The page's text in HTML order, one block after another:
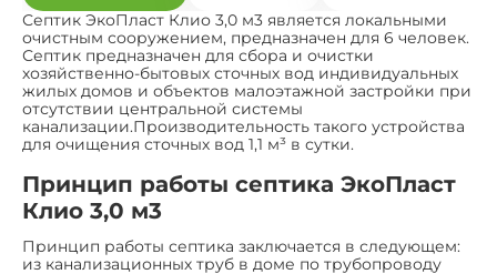
Септик ЭкоПласт Клио 3,0 м3 является локальными
очистным сооружением, предназначен для 6 человек.
Септик предназначен для сбора и очистки
хозяйственно-бытовых сточных вод индивидуальных
жилых домов и объектов малоэтажной застройки при
отсутствии центральной системы
канализации.Производительность такого устройства
для очищения сточных вод 1,1 м³ в сутки.
Принцип работы септика ЭкоПласт
Клио 3,0 м3
Принцип работы септика заключается в следующем:
из канализационных труб в доме по трубопроводу